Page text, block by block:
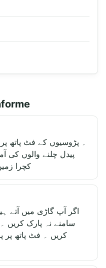
۔ پڑوسیوں کے فٹ پاتھ
پیدل چلنے والوں کی
کچرا
اگر آپ گاڑی میں آتے
سامنے نہ پارک کریں
کریں ۔ فٹ پاتھ پر